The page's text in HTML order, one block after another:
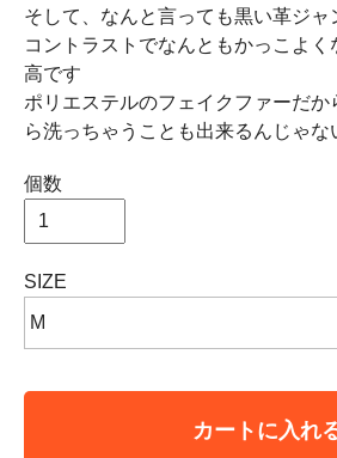
そして、なんと言っても黒い革ジ
コントラストでなんともかっこよ
高です
ポリエステルのフェイクファーだか
ら洗っちゃうことも出来るんじゃな
個数
SIZE
カートに入れ